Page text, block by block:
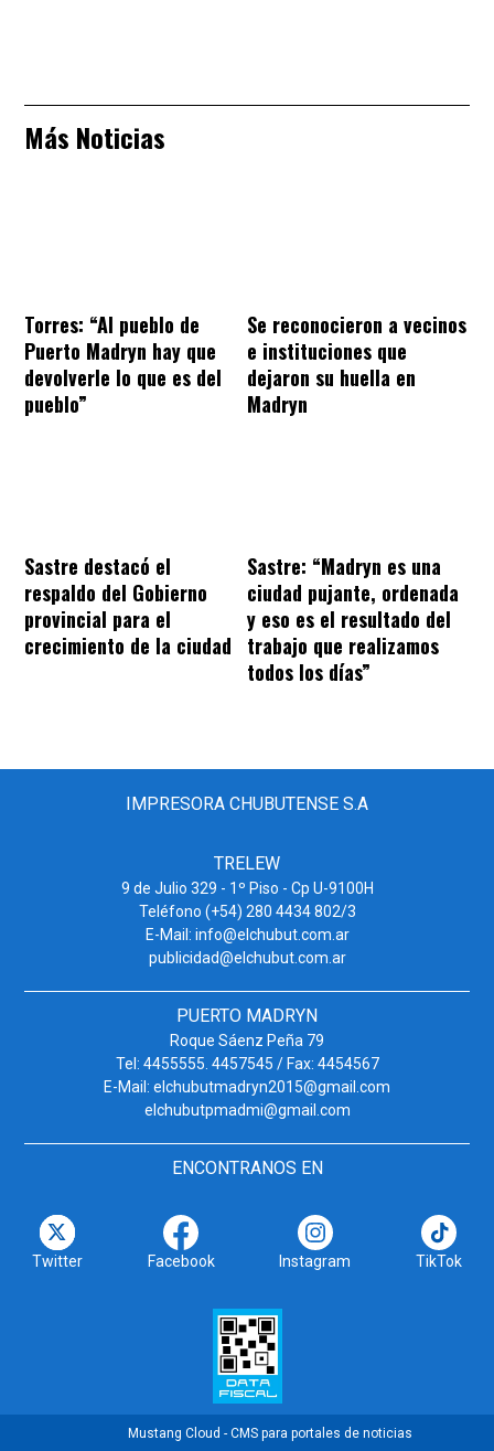
Más Noticias
Torres: “Al pueblo de
Puerto Madryn hay que
devolverle lo que es del
pueblo”
Se reconocieron a vecinos
e instituciones que
dejaron su huella en
Madryn
Sastre destacó el
respaldo del Gobierno
provincial para el
crecimiento de la ciudad
Sastre: “Madryn es una
ciudad pujante, ordenada
y eso es el resultado del
trabajo que realizamos
todos los días”
IMPRESORA CHUBUTENSE S.A
TRELEW
9 de Julio 329 - 1º Piso - Cp U-9100H
Teléfono (+54) 280 4434 802/3
E-Mail: info@elchubut.com.ar
publicidad@elchubut.com.ar
PUERTO MADRYN
Roque Sáenz Peña 79
Tel: 4455555. 4457545 / Fax: 4454567
E-Mail: elchubutmadryn2015@gmail.com
elchubutpmadmi@gmail.com
ENCONTRANOS EN
Twitter Facebook Instagram TikTok
Mustang Cloud - CMS para portales de noticias